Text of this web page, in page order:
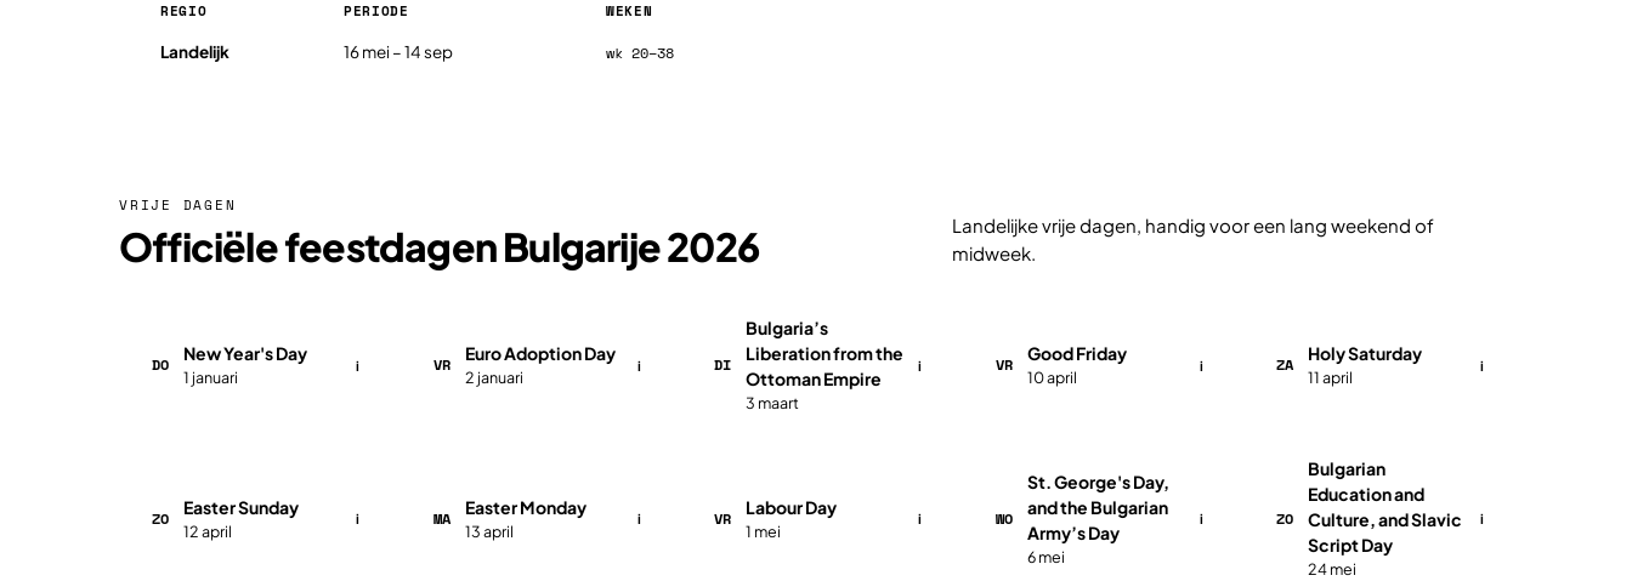
Summer holidays in Bulgarije 2026, per regio
REGIO PERIODE WEKEN
Landelijk 16 mei – 14 sep wk 20–38
VRIJE DAGEN
Officiële feestdagen Bulgarije 2026
Landelijke vrije dagen, handig voor een lang weekend of
midweek.
DO
New Year's Day
1 januari
i VR
Euro Adoption Day
2 januari
i DI
Bulgaria’s
Liberation from the
Ottoman Empire
3 maart
i VR
Good Friday
10 april
i ZA
Holy Saturday
11 april
i
ZO
Easter Sunday
12 april
i MA
Easter Monday
13 april
i VR
Labour Day
1 mei
i WO
St. George's Day,
and the Bulgarian
Army’s Day
6 mei
i ZO
Bulgarian
Education and
Culture, and Slavic
Script Day
24 mei
i